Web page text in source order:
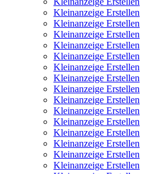
Kleinanzeige Erstellen
Kleinanzeige Erstellen
Kleinanzeige Erstellen
Kleinanzeige Erstellen
Kleinanzeige Erstellen
Kleinanzeige Erstellen
Kleinanzeige Erstellen
Kleinanzeige Erstellen
Kleinanzeige Erstellen
Kleinanzeige Erstellen
Kleinanzeige Erstellen
Kleinanzeige Erstellen
Kleinanzeige Erstellen
Kleinanzeige Erstellen
Kleinanzeige Erstellen